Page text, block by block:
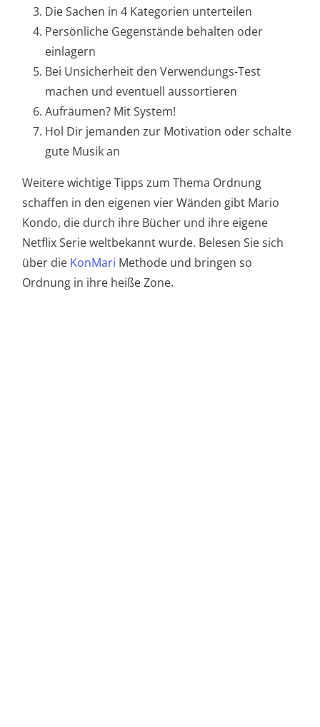
Die Sachen in 4 Kategorien unterteilen
Persönliche Gegenstände behalten oder
einlagern
Bei Unsicherheit den Verwendungs-Test
machen und eventuell aussortieren
Aufräumen? Mit System!
Hol Dir jemanden zur Motivation oder schalte
gute Musik an
Weitere wichtige Tipps zum Thema Ordnung
schaffen in den eigenen vier Wänden gibt Mario
Kondo, die durch ihre Bücher und ihre eigene
Netflix Serie weltbekannt wurde. Belesen Sie sich
über die KonMari Methode und bringen so
Ordnung in ihre heiße Zone.